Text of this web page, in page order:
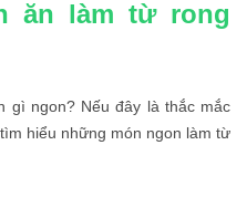
ăn làm từ rong
gì ngon? Nếu đây là thắc mắc
hiểu những món ngon làm từ